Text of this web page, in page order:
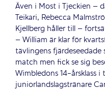
Även i Most i Tjeckien –
Teikari, Rebecca
Kjellberg håller till –
– William är klar för
tävlingens fjärdeseedade
match men fick se sig
Wimbledons 14-årsklass
juniorlandslagstränare